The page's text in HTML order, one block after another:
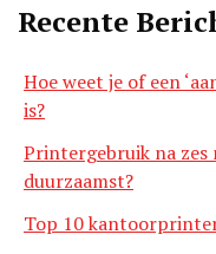
Recente
Hoe weet je of een
is?
Printergebruik na zes
duurzaamst?
Top 10